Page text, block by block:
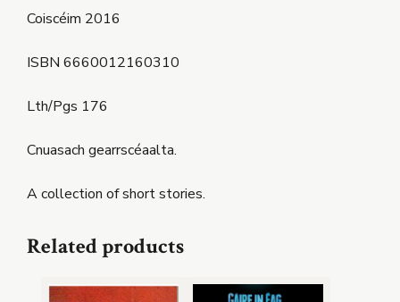
Coiscéim 2016
ISBN 6660012160310
Lth/Pgs 176
Cnuasach gearrscéaalta.
A collection of short stories.
Related products